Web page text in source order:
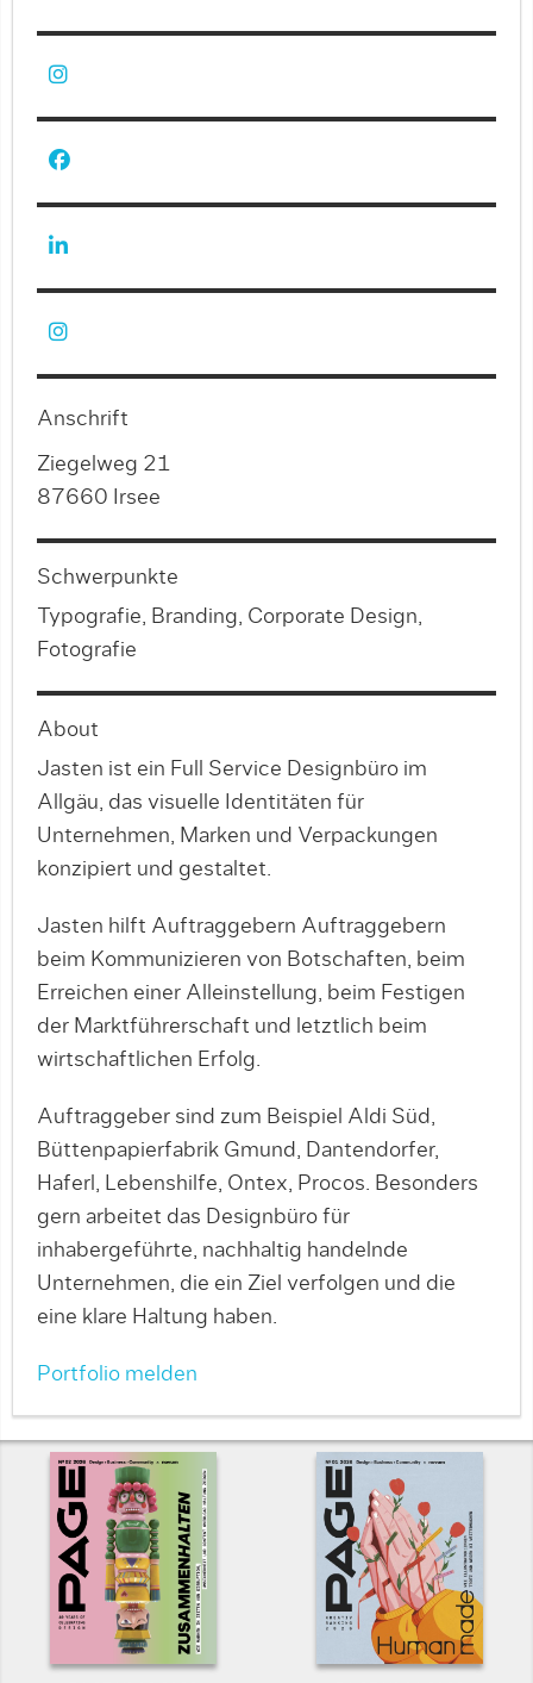
Anschrift
Ziegelweg 21
87660 Irsee
Schwerpunkte
Typografie, Branding, Corporate Design,
Fotografie
About
Jasten ist ein Full Service Designbüro im
Allgäu, das visuelle Identitäten für
Unternehmen, Marken und Verpackungen
konzipiert und gestaltet.
Jasten hilft Auftraggebern Auftraggebern
beim Kommunizieren von Botschaften, beim
Erreichen einer Alleinstellung, beim Festigen
der Marktführerschaft und letztlich beim
wirtschaftlichen Erfolg.
Auftraggeber sind zum Beispiel Aldi Süd,
Büttenpapierfabrik Gmund, Dantendorfer,
Haferl, Lebenshilfe, Ontex, Procos. Besonders
gern arbeitet das Designbüro für
inhabergeführte, nachhaltig handelnde
Unternehmen, die ein Ziel verfolgen und die
eine klare Haltung haben.
Portfolio melden